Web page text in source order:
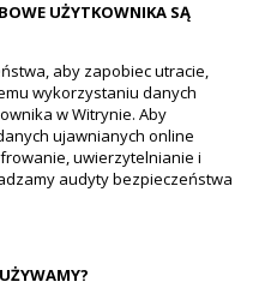
UŻYTKOWNIKA SĄ
aby zapobiec utracie,
wykorzystaniu danych
w Witrynie. Aby
ujawnianych online
uwierzytelnianie i
audyty bezpieczeństwa